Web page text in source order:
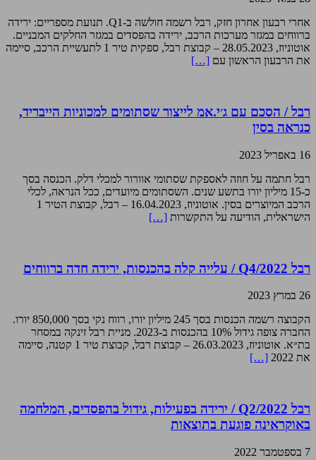
אחרי רבעון אחרון חזק, רבל רשמה חולשה ב-Q1. תנועת מספריים: ירידה
ברווחים במגזר מערכות הרכב, ירידה בהפסדים במגזר החלקים המבניים.
אוטוניוז, 28.05.2023 – קבוצת רבל, ספקית טיר 1 לתעשיית הרכב, סיימה
את הרבעון הראשון עם […]
רבל / הסכם עם ג׳י.אמ לייצור שסתומים למכוניות הייבריד,
כנראה בסין
16 באפריל 2023
רבל חתמה על חוזה לאספקת שסתומי אוורור למכלי דלק. הכנסה בסך
כ-15 מיליון יורו בתשע שנים. השסתומים מיועדים, ככל הנראה, לכלי
הרכב המיוצרים בסין. אוטוניוז, 16.04.2023 – רבל, קבוצת הטיר 1
הישראלית, הודיעה על התקשרות […]
רבל Q4/2022 / עלייה קלה בהכנסות, ירידה חדה ברווחים
26 במרץ 2023
הקבוצה רשמה הכנסות בסך 245 מיליון יורו, רווח נקי בסך 850,000 יורו.
החברה צופה גידול 10% בהכנסות ב-2023. מניית רבל זינקה במסחר
בת״א. אוטוניוז, 26.03.2023 – קבוצת רבל, קבוצת טיר 1 קטנה, סיימה
את 2022
[…]
רבל Q2/2022 / ירידה בפעילות, גידול בהפסדים, המלחמה
באוקראינה פוגעת בתוצאות
7 בספטמבר 2022